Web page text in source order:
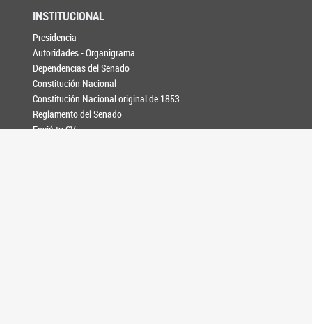
INSTITUCIONAL
Presidencia
Autoridades - Organigrama
Dependencias del Senado
Constitución Nacional
Constitución Nacional original de 1853
Reglamento del Senado
Enviá tu CV